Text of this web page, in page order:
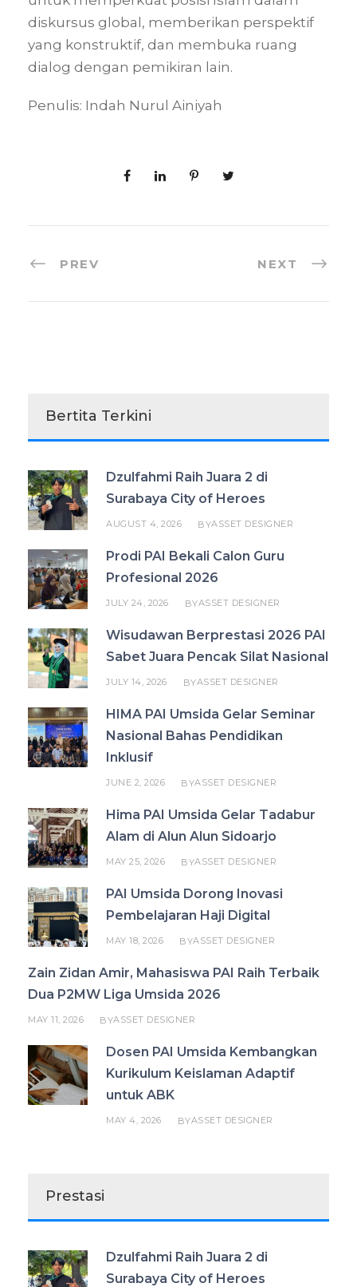
diskursus global, memberikan perspektif
yang konstruktif, dan membuka ruang
dialog dengan pemikiran lain.
Penulis: Indah Nurul Ainiyah
PREV NEXT
Bertita Terkini
Dzulfahmi Raih Juara 2 di
Surabaya City of Heroes
AUGUST 4, 2026 BYASSET DESIGNER
Prodi PAI Bekali Calon Guru
Profesional 2026
JULY 24, 2026 BYASSET DESIGNER
Wisudawan Berprestasi 2026 PAI
Sabet Juara Pencak Silat Nasional
JULY 14, 2026 BYASSET DESIGNER
HIMA PAI Umsida Gelar Seminar
Nasional Bahas Pendidikan
Inklusif
JUNE 2, 2026 BYASSET DESIGNER
Hima PAI Umsida Gelar Tadabur
Alam di Alun Alun Sidoarjo
MAY 25, 2026 BYASSET DESIGNER
PAI Umsida Dorong Inovasi
Pembelajaran Haji Digital
MAY 18, 2026 BYASSET DESIGNER
Zain Zidan Amir, Mahasiswa PAI Raih Terbaik
Dua P2MW Liga Umsida 2026
MAY 11, 2026 BYASSET DESIGNER
Dosen PAI Umsida Kembangkan
Kurikulum Keislaman Adaptif
untuk ABK
MAY 4, 2026 BYASSET DESIGNER
Prestasi
Dzulfahmi Raih Juara 2 di
Surabaya City of Heroes